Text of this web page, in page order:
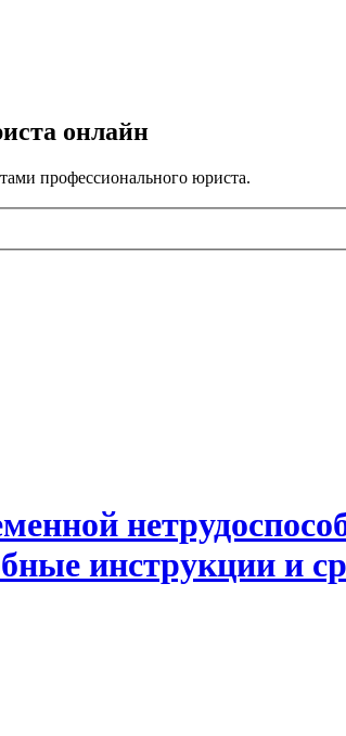
онлайн
профессионального юриста.
инструкции и